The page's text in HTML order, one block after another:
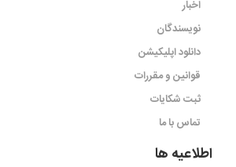
اخبار
نویسندگان
دانلود اپلیکیشن
قوانین و مقررات
ثبت شکایات
تماس با ما
اطلاعیه ها